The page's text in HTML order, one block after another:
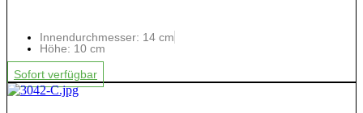
Innendurchmesser: 14 cm
Höhe: 10 cm
Sofort verfügbar